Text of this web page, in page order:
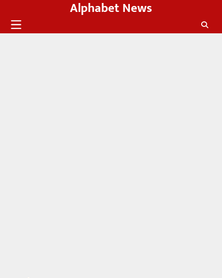
content
Alphabet News